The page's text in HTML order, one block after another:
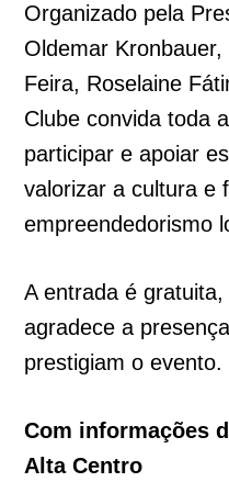
Organizado pela
Oldemar
Feira, Roselaine
Clube convida toda
participar e apoiar
valorizar a cultura e
empreendedorismo
A entrada é
agradece a
prestigiam o evento.
Com informações
Alta Centro